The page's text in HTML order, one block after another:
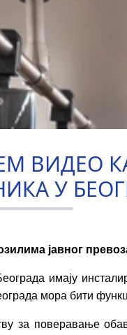
ВИДЕО
У
јавног
имају
мора бити
за поверавање